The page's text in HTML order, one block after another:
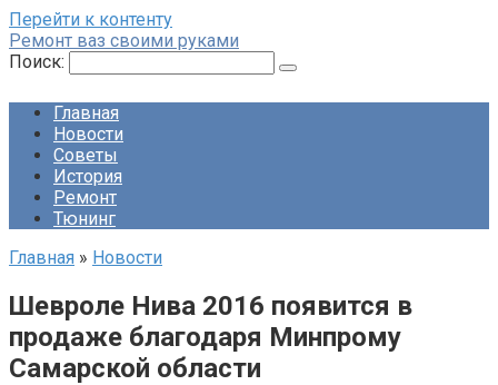
Перейти к контенту
Ремонт ваз своими руками
Поиск:
Главная
Новости
Советы
История
Ремонт
Тюнинг
Главная » Новости
Шевроле Нива 2016 появится в
продаже благодаря Минпрому
Самарской области